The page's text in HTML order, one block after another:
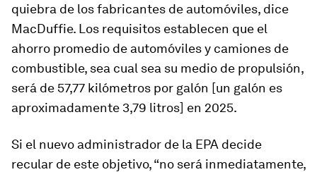
quiebra de los fabricantes de automóviles, dice
MacDuffie. Los requisitos establecen que el
ahorro promedio de automóviles y camiones de
combustible, sea cual sea su medio de propulsión,
será de 57,77 kilómetros por galón [un galón es
aproximadamente 3,79 litros] en 2025.
Si el nuevo administrador de la EPA decide
recular de este objetivo, “no será inmediatamente,